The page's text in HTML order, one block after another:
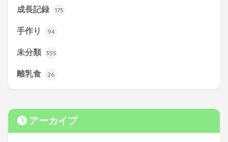
成長記録 175
手作り 94
未分類 355
離乳食 26
アーカイブ